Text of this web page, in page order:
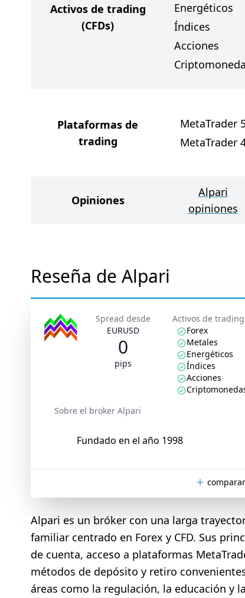
Activos de trading
(CFDs)
Energéticos
Índices
Acciones
Plataformas de
trading
MetaTrader
MetaTrader
Opiniones
Alpari
opiniones
Reseña de Alpari
Spread desde
EURUSD
0
pips
Activos de trading
Forex
Metales
Energéticos
Índices
Acciones
Sobre el broker Alpari
Fundado en el año 1998
Alpari es un bróker con una larga
familiar centrado en Forex y CFD. Sus
de cuenta, acceso a plataformas
métodos de depósito y retiro
áreas como la regulación, la educación y